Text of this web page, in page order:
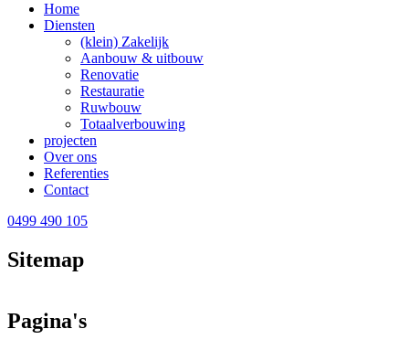
Home
Diensten
(klein) Zakelijk
Aanbouw & uitbouw
Renovatie
Restauratie
Ruwbouw
Totaalverbouwing
projecten
Over ons
Referenties
Contact
0499 490 105
Sitemap
Pagina's